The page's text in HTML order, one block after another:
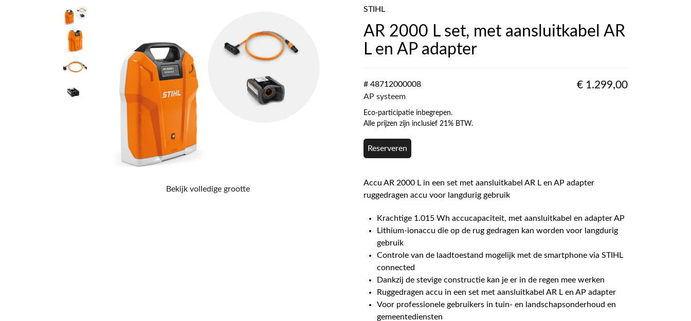
Bekijk volledige grootte
STIHL
AR 2000 L set, met aansluitkabel AR
L en AP adapter
# 48712000008
AP systeem
€ 1.299,00
Eco-participatie inbegrepen.
Alle prijzen zijn inclusief 21% BTW.
Reserveren
Accu AR 2000 L in een set met aansluitkabel AR L en AP adapter
ruggedragen accu voor langdurig gebruik
Krachtige 1.015 Wh accucapaciteit, met aansluitkabel en adapter AP
Lithium-ionaccu die op de rug gedragen kan worden voor langdurig
gebruik
Controle van de laadtoestand mogelijk met de smartphone via STIHL
connected
Dankzij de stevige constructie kan je er in de regen mee werken
Ruggedragen accu in een set met aansluitkabel AR L en AP adapter
Voor professionele gebruikers in tuin- en landschapsonderhoud en
gemeentediensten